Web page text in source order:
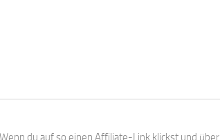
du auf so einen Affiliate-Link klickst und über